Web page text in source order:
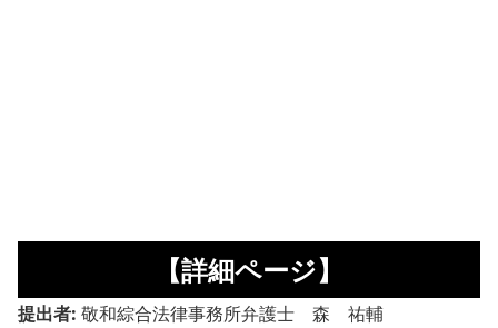
【詳細ページ】
提出者: 敬和綜合法律事務所弁護士 森 祐輔